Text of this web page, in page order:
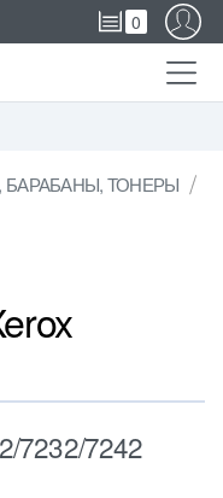
0
БАРАБАНЫ, ТОНЕРЫ
7232/7242